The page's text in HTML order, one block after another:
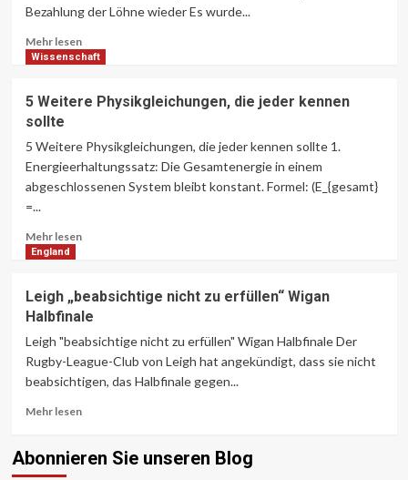
–
Weltenbronze
für
Bezahlung der Löhne wieder Es wurde...
Mehr lesenLesen
Sie
Schaf
Spieler
stehen
verspäteter
Wissenschaft
5 Weitere Physikgleichungen, die jeder kennen
sollte
5 Weitere Physikgleichungen, die jeder kennen sollte 1.
Energieerhaltungssatz: Die Gesamtenergie in einem
abgeschlossenen System bleibt konstant. Formel: (E_{gesamt}
=...
Mehr lesenLesen
5
Weitere
Physikgleichungen,
jeder
kennen
sollte
England
Leigh „beabsichtige nicht zu erfüllen“ Wigan
Halbfinale
Leigh "beabsichtige nicht zu erfüllen" Wigan Halbfinale Der
Rugby-League-Club von Leigh hat angekündigt, dass sie nicht
beabsichtigen, das Halbfinale gegen...
Mehr lesenLesen
über
Abonnieren Sie unseren Blog